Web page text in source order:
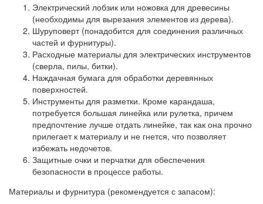
Электрический лобзик или ножовка для древесины
(необходимы для вырезания элементов из дерева).
Шуруповерт (понадобится для соединения различных
частей и фурнитуры).
Расходные материалы для электрических инструментов
(сверла, пилы, битки).
Наждачная бумага для обработки деревянных
поверхностей.
Инструменты для разметки. Кроме карандаша,
потребуется большая линейка или рулетка, причем
предпочтение лучше отдать линейке, так как она прочно
прилегает к материалу и не гнется, что позволяет
избежать недочетов.
Защитные очки и перчатки для обеспечения
безопасности в процессе работы.
Материалы и фурнитура (рекомендуется с запасом):